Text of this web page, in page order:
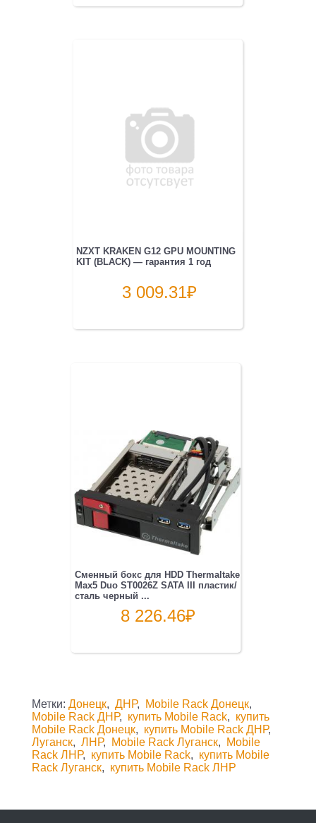
NZXT KRAKEN G12 GPU MOUNTING
KIT (BLACK) — гарантия 1 год
3 009.31₽
Сменный бокс для HDD Thermaltake
Max5 Duo ST0026Z SATA III пластик/
сталь черный ...
8 226.46₽
Метки: Донецк, ДНР, Mobile Rack Донецк,
Mobile Rack ДНР, купить Mobile Rack, купить
Mobile Rack Донецк, купить Mobile Rack ДНР,
Луганск, ЛНР, Mobile Rack Луганск,
Mobile
Rack ЛНР, купить Mobile Rack, купить Mobile
Rack Луганск, купить Mobile Rack ЛНР